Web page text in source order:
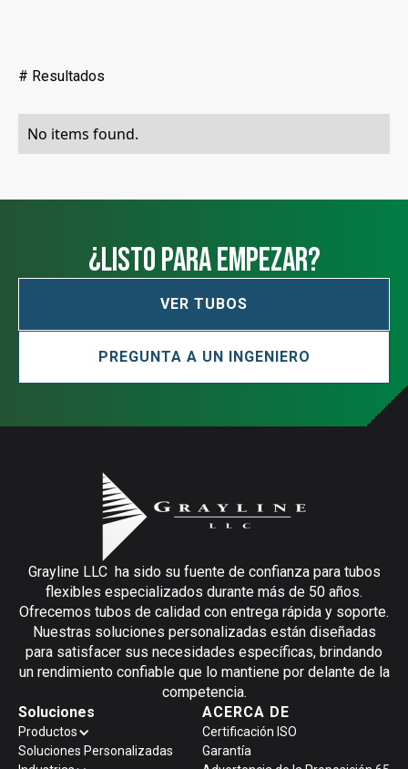
# Resultados
No items found.
¿Listo para empezar?
VER TUBOS
PREGUNTA A UN INGENIERO
Grayline LLC ha sido su fuente de confianza para tubos
flexibles especializados durante más de 50 años.
Ofrecemos tubos de calidad con entrega rápida y soporte.
Nuestras soluciones personalizadas están diseñadas
para satisfacer sus necesidades específicas, brindando
un rendimiento confiable que lo mantiene por delante de la
competencia.
Soluciones
Productos
Soluciones Personalizadas
ACERCA DE
Certificación ISO
Garantía